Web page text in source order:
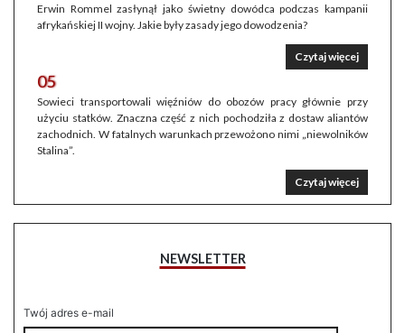
Erwin Rommel zasłynął jako świetny dowódca podczas kampanii
afrykańskiej II wojny. Jakie były zasady jego dowodzenia?
Czytaj więcej
05
Sowieci transportowali więźniów do obozów pracy głównie przy
użyciu statków. Znaczna część z nich pochodziła z dostaw aliantów
zachodnich. W fatalnych warunkach przewożono nimi „niewolników
Stalina”.
Czytaj więcej
NEWSLETTER
Twój adres e-mail